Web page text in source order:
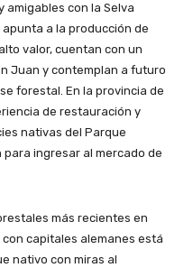
con la Selva
a la producción de
valor, cuentan con un
Juan y contemplan a futuro
forestal. En la provincia de
de restauración y
nativas del Parque
ingresar al mercado de
más recientes en
capitales alemanes está
nativo con miras al